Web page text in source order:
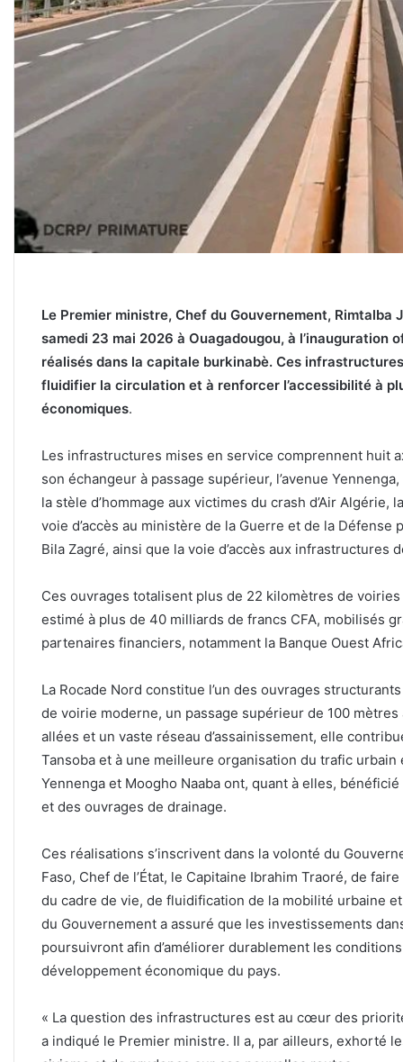
‎Le Premier ministre, Chef du Gouvernement, Rimtalba
samedi 23 mai 2026 à Ouagadougou, à
réalisés dans la capitale burkinabè. Ces
fluidifier la circulation et à renforcer l’accessibilité à
économiques.
‎Les infrastructures mises en service comprennent huit
son échangeur à passage supérieur, l’avenue
la stèle d’hommage aux victimes du crash d’Air Algérie,
voie d’accès au ministère de la Guerre et de la Défense
Bila Zagré, ainsi que la voie d’accès aux infrastructures
‎Ces ouvrages totalisent plus de 22 kilomètres de
estimé à plus de 40 milliards de francs CFA, mobilisés
partenaires financiers, notamment la Banque Ouest
‎La Rocade Nord constitue l’un des ouvrages
de voirie moderne, un passage supérieur de 100
allées et un vaste réseau d’assainissement, elle
Tansoba et à une meilleure organisation du trafic
Yennenga et Moogho Naaba ont, quant à elles,
et des ouvrages de drainage.
‎Ces réalisations s’inscrivent dans la volonté du
Faso, Chef de l’État, le Capitaine Ibrahim Traoré, de
du cadre de vie, de fluidification de la mobilité urbaine
du Gouvernement a assuré que les investissements
poursuivront afin d’améliorer durablement les
développement économique du pays.
‎« La question des infrastructures est au cœur des
a indiqué le Premier ministre. Il a, par ailleurs, exhorté